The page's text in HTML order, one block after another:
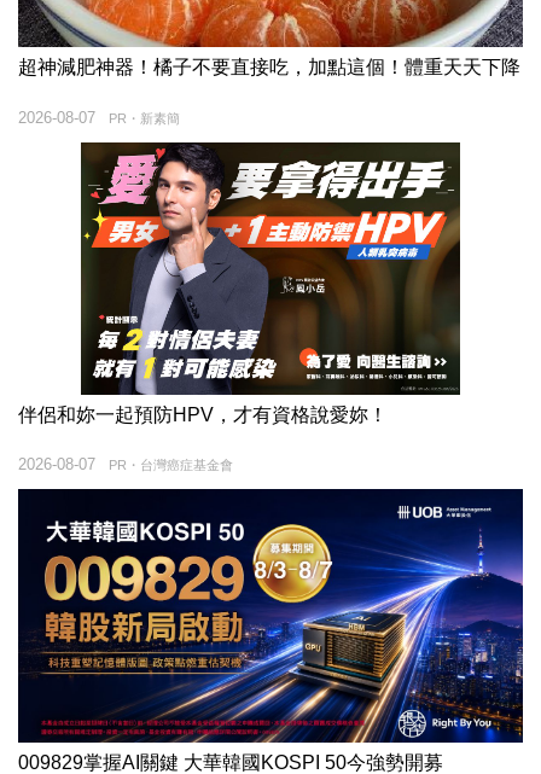
超神減肥神器！橘子不要直接吃，加點這個！體重天天下降
PR・新素簡
2026-08-07
伴侶和妳一起預防HPV，才有資格說愛妳！
PR・台灣癌症基金會
2026-08-07
009829掌握AI關鍵 大華韓國KOSPI 50今強勢開募